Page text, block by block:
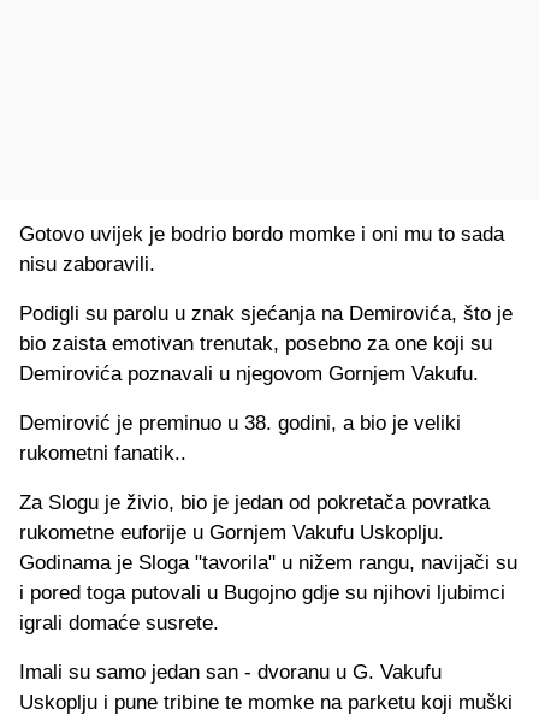
Gotovo uvijek je bodrio bordo momke i oni mu to sada
nisu zaboravili.
Podigli su parolu u znak sjećanja na Demirovića, što je
bio zaista emotivan trenutak, posebno za one koji su
Demirovića poznavali u njegovom Gornjem Vakufu.
Demirović je preminuo u 38. godini, a bio je veliki
rukometni fanatik..
Za Slogu je živio, bio je jedan od pokretača povratka
rukometne euforije u Gornjem Vakufu Uskoplju.
Godinama je Sloga "tavorila" u nižem rangu, navijači su
i pored toga putovali u Bugojno gdje su njihovi ljubimci
igrali domaće susrete.
Imali su samo jedan san - dvoranu u G. Vakufu
Uskoplju i pune tribine te momke na parketu koji muški